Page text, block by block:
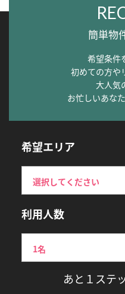
簡単物
希望条件
初めての方や
大人気
お忙しいあな
希望エリア
利用人数
あと１ステ